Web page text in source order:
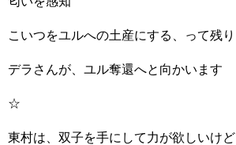
こいつをユルへの土産にする、って残り
デラさんが、ユル奪還へと向かいます
☆
東村は、双子を手にして力が欲しいけど